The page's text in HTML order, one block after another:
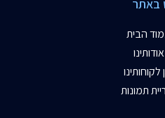
באתר
הבית
אודותינו
לקוחותינו
תמונות